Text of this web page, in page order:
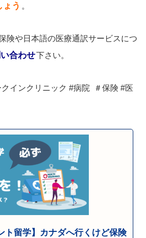
う 。
険や日本語の医療通訳サービスにつ
合わせ下さい。
インクリニック #病院 ＃保険 #医
ト留学】カナダへ行くけど保険